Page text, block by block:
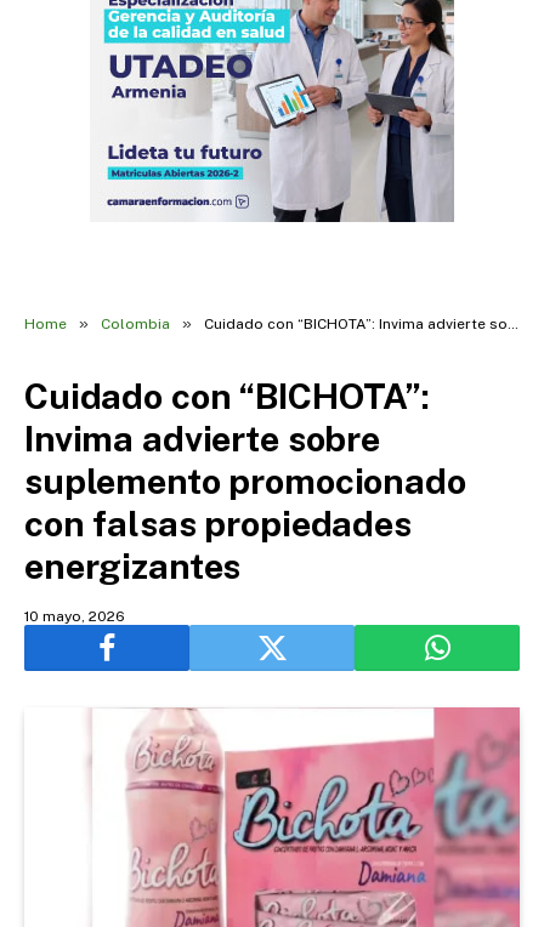
Home » Colombia » Cuidado con “BICHOTA”: Invima advierte sobre suplemento promocionado con falsas propiedades energizantes
Cuidado con “BICHOTA”:
Invima advierte sobre
suplemento promocionado
con falsas propiedades
energizantes
10 mayo, 2026